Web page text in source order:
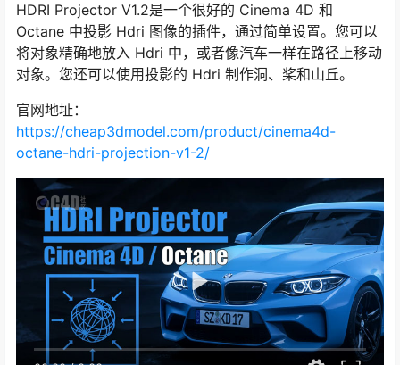
HDRI Projector V1.2是一个很好的 Cinema 4D 和
Octane 中投影 Hdri 图像的插件，通过简单设置。您可以
将对象精确地放入 Hdri 中，或者像汽车一样在路径上移动
对象。您还可以使用投影的 Hdri 制作洞、桨和山丘。
官网地址：
https://cheap3dmodel.com/product/cinema4d-
octane-hdri-projection-v1-2/